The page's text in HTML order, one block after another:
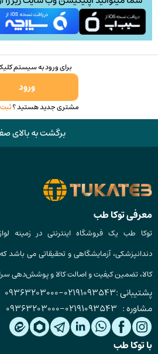
برای ورود به سیستم
ورود
مشتری جدید هستید ؟
برگشت به بالای
معرفی توکا طب
توکا طب یک فروشگاه اینترنتی در زمینه
دندانپزشکی، آزمایشگاهی و تحقیقاتی می باشد
کالا، تضمین کیفیت و اصالت کالا و پوشش‌دهی
پشتیبانی :02191093543
-
09363203000
مشاوره : 02191093543
-
09363203000
با توکا طب